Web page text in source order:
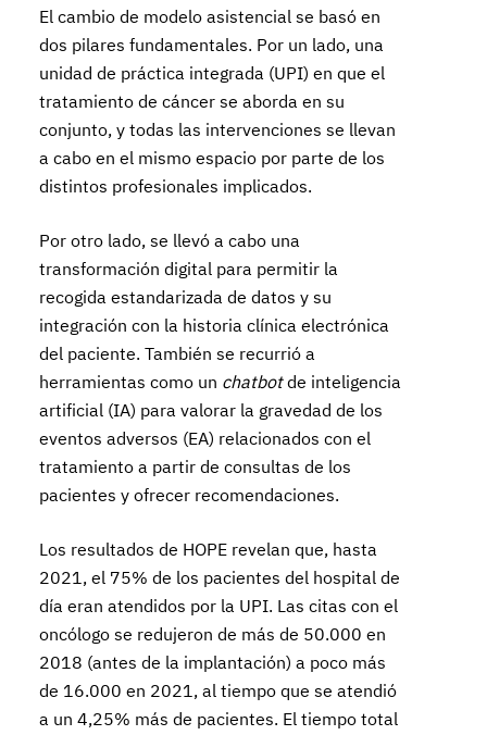
El cambio de modelo asistencial se basó en
dos pilares fundamentales. Por un lado, una
unidad de práctica integrada (UPI) en que el
tratamiento de cáncer se aborda en su
conjunto, y todas las intervenciones se llevan
a cabo en el mismo espacio por parte de los
distintos profesionales implicados.
Por otro lado, se llevó a cabo una
transformación digital para permitir la
recogida estandarizada de datos y su
integración con la historia clínica electrónica
del paciente. También se recurrió a
herramientas como un chatbotde inteligencia
artificial (IA) para valorar la gravedad de los
eventos adversos (EA) relacionados con el
tratamiento a partir de consultas de los
pacientes y ofrecer recomendaciones.
Los resultados de HOPE revelan que, hasta
2021, el 75% de los pacientes del hospital de
día eran atendidos por la UPI. Las citas con el
oncólogo se redujeron de más de 50.000 en
2018 (antes de la implantación) a poco más
de 16.000 en 2021, al tiempo que se atendió
a un 4,25% más de pacientes. El tiempo total